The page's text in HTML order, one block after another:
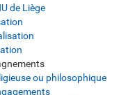
de Liège
ou philosophique